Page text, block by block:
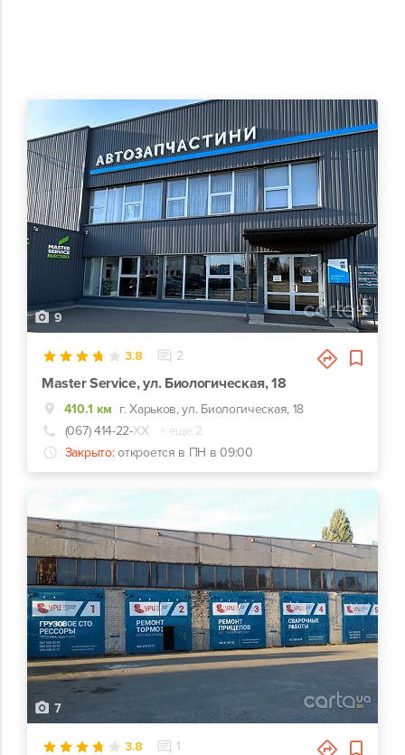
9
3.8 2
Master Service, ул. Биологическая, 18
410.1 км г. Харьков, ул. Биологическая, 18
(067) 414-22-ХХ
+ еще 2
Закрыто: откроется в ПН в 09:00
7
3.8 1